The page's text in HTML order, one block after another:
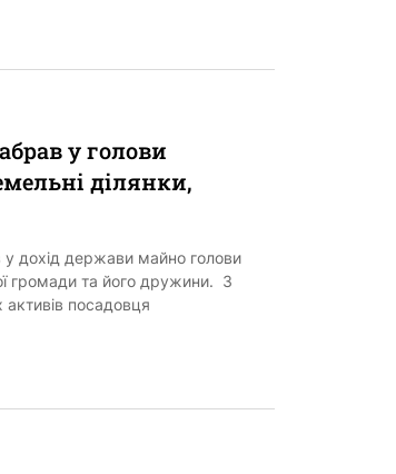
у голови
ділянки,
у дохід держави майно голови
громади та його дружини. З
посадовця